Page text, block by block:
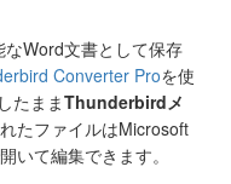
Word文書として保存
Converter Proを使
たままThunderbirdメ
たファイルはMicrosoft
いて編集できます。